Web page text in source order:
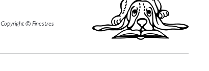
Copyright © Finestres